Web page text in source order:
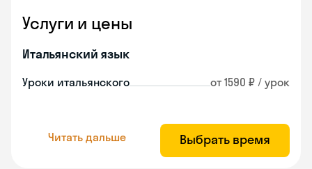
Услуги и цены
Итальянский язык
Уроки итальянского от 1590 ₽ / урок
Читать дальше Выбрать время